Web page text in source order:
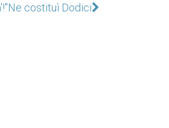
Ne costituì Dodici